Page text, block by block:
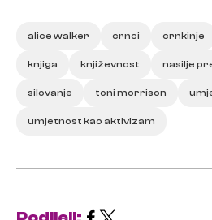
alice walker crnci crnkinje
knjiga književnost nasilje
silovanje toni morrison
umjetnost kao aktivizam